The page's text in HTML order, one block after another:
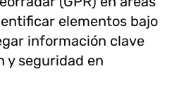
elementos bajo
información clave
y seguridad en